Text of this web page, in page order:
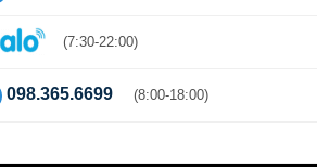
(7:30-22:00)
098.365.6699 (8:00-18:00)